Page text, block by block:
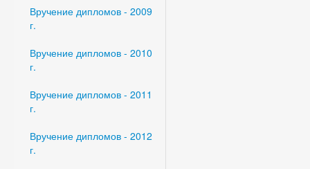
Вручение дипломов - 2009
г.
Вручение дипломов - 2010
г.
Вручение дипломов - 2011
г.
Вручение дипломов - 2012
г.